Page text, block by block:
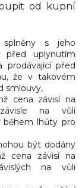
od kupní
splněny s jeho
před uplynutím
před
že v takovém
smlouvy,
cena závisí na
na vůli
během lhůty pro
být dodány
cena závisí na
na vůli